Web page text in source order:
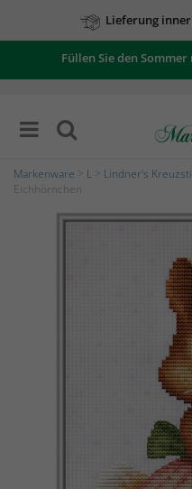
Lieferung
Füllen Sie den
Markenware L Lindner's
Eichhörnchen